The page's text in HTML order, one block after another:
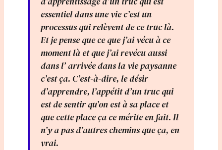
essentiel dans une vie c’est un
processus qui relèvent de ce truc là.
Et je pense que ce que j’ai vécu à ce
moment là et que j’ai revécu aussi
dans l’ arrivée dans la vie paysanne
c’est ça. C’est-à-dire, le désir
d’apprendre, l’appétit d’un truc qui
est de sentir qu’on est à sa place et
que cette place ça ce mérite en fait. Il
n’y a pas d’autres chemins que ça, en
vrai.